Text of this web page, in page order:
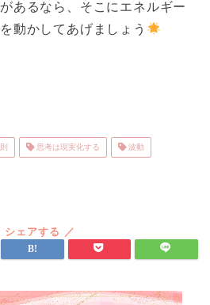
あるなら、そこにエネルギー
動かしてあげましょう
思考は現実化する 波動